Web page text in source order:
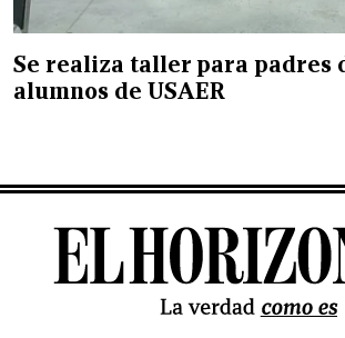
Se realiza taller para padres
alumnos de USAER